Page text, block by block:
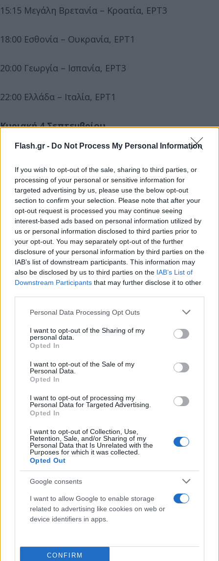
Flash.gr - Do Not Process My Personal Information
If you wish to opt-out of the sale, sharing to third parties, or
processing of your personal or sensitive information for
targeted advertising by us, please use the below opt-out
section to confirm your selection. Please note that after your
opt-out request is processed you may continue seeing
interest-based ads based on personal information utilized by
us or personal information disclosed to third parties prior to
your opt-out. You may separately opt-out of the further
disclosure of your personal information by third parties on the
IAB’s list of downstream participants. This information may
also be disclosed by us to third parties on the IAB’s List of
Downstream Participants that may further disclose it to other
Please note that this website/app uses one or more Google
not limited to your visit or usage behaviour. You may click to
grant or deny consent to Google and its third-party tags to
use your data for below specified purposes in below Google
consent section.
Personal Data Processing Opt Outs
I want to opt-out of the Sharing of my
personal data.
Opted In
I want to opt-out of the Sale of my
Personal Data.
Opted In
I want to opt-out of processing my
Personal Data for Targeted Advertising.
Opted In
I want to opt-out of Collection, Use,
Retention, Sale, and/or Sharing of my
Personal Data that Is Unrelated with the
Purposes for which it was collected.
Opted Out
Google consents
I want to allow Google to enable storage
related to advertising like cookies on web or
device identifiers in apps.
CONFIRM
15:15 Μεγάλη Βρετανία – Κροατία, ΕΡΤ3
18:00 Εσθονία – Ουκρανία, ΕΡΤ1
20:00 Γεωργία – Ισπανία, ΕΡΤ3
22:00 Ελλάδα – Ιταλία, ΕΡΤ1
Κυριακή 4 Σεπτεμβρίου
17:15 Ισπανία – Βέλγιο, ΕΡΤ1
18:45 Σλοβενία – Βοσνία, ΕΡΤ3
21:30 Γαλλία – Ουγγαρία, ΕΡΤ3
Δευτέρα 5 Σεπτεμβρίου
15:15 Κροατία – Εσθονία, ΕΡΤ3
18:00 Μεγάλη Βρετανία – Ελλάδα, ΕΡΤ1
22:00 Σερβία – Φινλανδία, ΕΡΤ3
Τρίτη 6 Σεπτεμβρίου
15:15 Εσθονία – Μεγάλη Βρετανία, ΕΡΤ3
18:00 Ελλάδα – Ουκρανία, ΕΡΤ1
20:00 Γεωργία – Βουλγαρία, ΕΡΤ3
22:00 Ισραήλ – Σερβία, ΕΡΤ3